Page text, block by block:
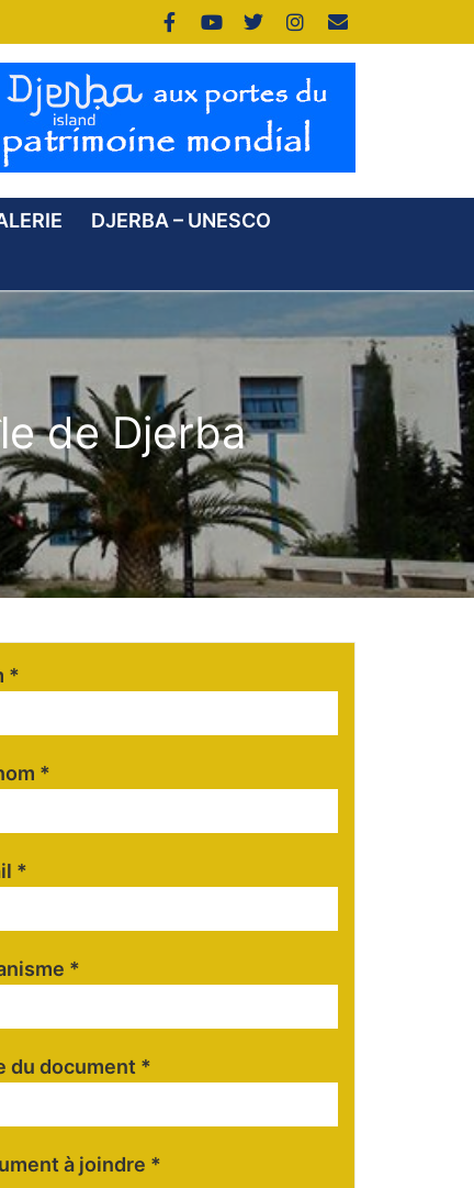
DJERBA – UNESCO
de Djerba
*
*
*
*
du document *
à joindre *